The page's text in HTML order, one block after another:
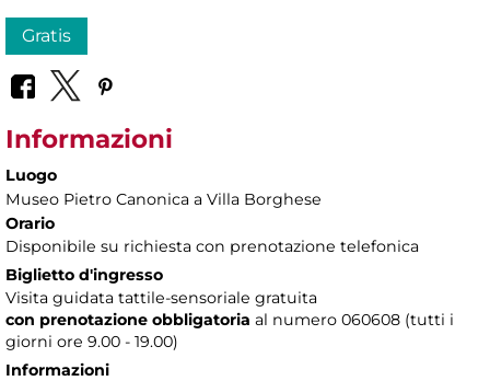
Gratis
Informazioni
Luogo
Museo Pietro Canonica a Villa Borghese
Orario
Disponibile su richiesta con prenotazione telefonica
Biglietto d'ingresso
Visita guidata tattile-sensoriale gratuita
con prenotazione obbligatoria al numero 060608 (tutti i
giorni ore 9.00 - 19.00)
Informazioni